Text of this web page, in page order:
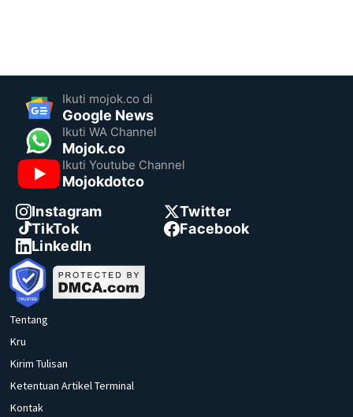
Ikuti mojok.co di
Google News
Ikuti WA Channel
Mojok.co
Ikuti Youtube Channel
Mojokdotco
Instagram
Twitter
TikTok
Facebook
LinkedIn
Tentang
Kru
Kirim Tulisan
Ketentuan Artikel Terminal
Kontak